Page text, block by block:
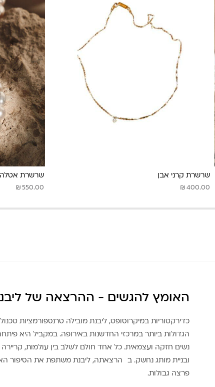
שרשרת קרני אבן
₪ 400.00
שרשרת אטלה
₪ 550.00
האומץ להגשים - ההרצאה של
כדירקטוריות במיקרוסופט, ליבנת מובילה טרנספורמציות
הגדולות ביותר במרכזי החדשנות באירופה. במקביל היא
נשים חזקה ועצמאית. כל אחד חולם לשלב בין עולמות,
ובניית מותג נחשק. ב הרצאתה, ליבנת משתפת את הסיפור
פרצה גבולות.